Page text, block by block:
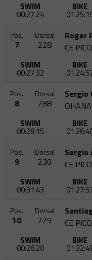
SWIM
00:27:24
BIKE
Pos.
7
Dorsal
228
Roger
CE
SWIM
00:27:32
BIKE
Pos.
8
Dorsal
288
Sergio
SWIM
00:28:15
BIKE
Pos.
9
Dorsal
230
Sergio
CE
SWIM
00:31:43
BIKE
Pos.
10
Dorsal
229
CE
SWIM
00:26:20
BIKE